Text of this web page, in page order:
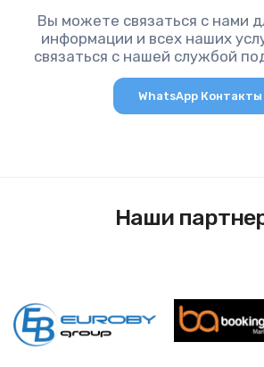
Вы можете связаться с нами
информации и всех наших
связаться с нашей службой
WhatsApp Контакты
Наши